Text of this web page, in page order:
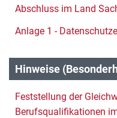
Abschluss im Land
Anlage 1 -
Hinweise
Feststellung der
Berufsqualifikationen